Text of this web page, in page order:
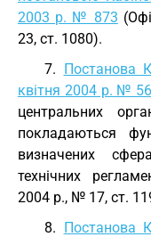
2003 р. № 873
23, ст. 1080).
7. Постанова
квітня 2004 р. №
центральних
покладаються
визначених
технічних
2004 р., № 17, ст.
8. Постанова